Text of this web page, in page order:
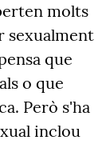
molts
sexualment
que
o que
Però s'ha
inclou